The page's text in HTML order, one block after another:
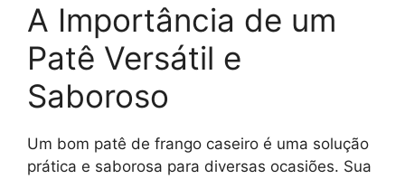
A Importância de um
Patê Versátil e
Saboroso
Um bom patê de frango caseiro é uma solução
prática e saborosa para diversas ocasiões. Sua